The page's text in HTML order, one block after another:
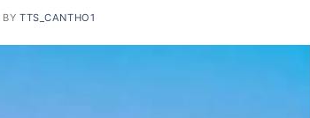
BYTTS_CANTHO1